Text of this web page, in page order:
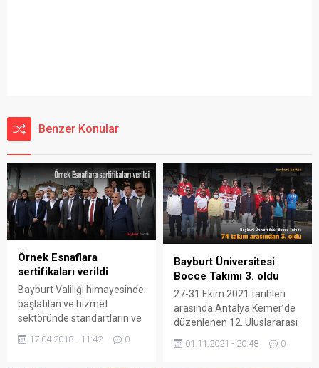
Benzer Konular
Örnek Esnaflara
sertifikaları verildi
Bayburt Valiliği himayesinde
başlatılan ve hizmet
sektöründe standartların ve
hedefleyen “Örnek Esnaf
17.04.2018 - 11:42 0
Bayburt Üniversitesi
Bocce Takımı 3. oldu
27-31 Ekim 2021 tarihleri
arasında Antalya Kemer’de
düzenlenen 12. Uluslararası
Turnuvasında, Bayburt
01.11.2021 - 20:48 0